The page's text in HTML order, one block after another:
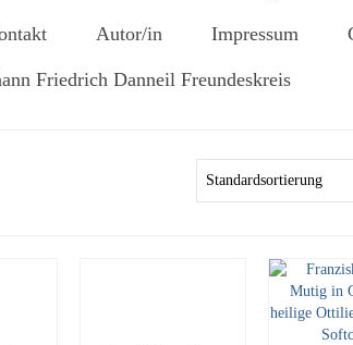
Autor/in Impressum
Friedrich Danneil Freundeskreis